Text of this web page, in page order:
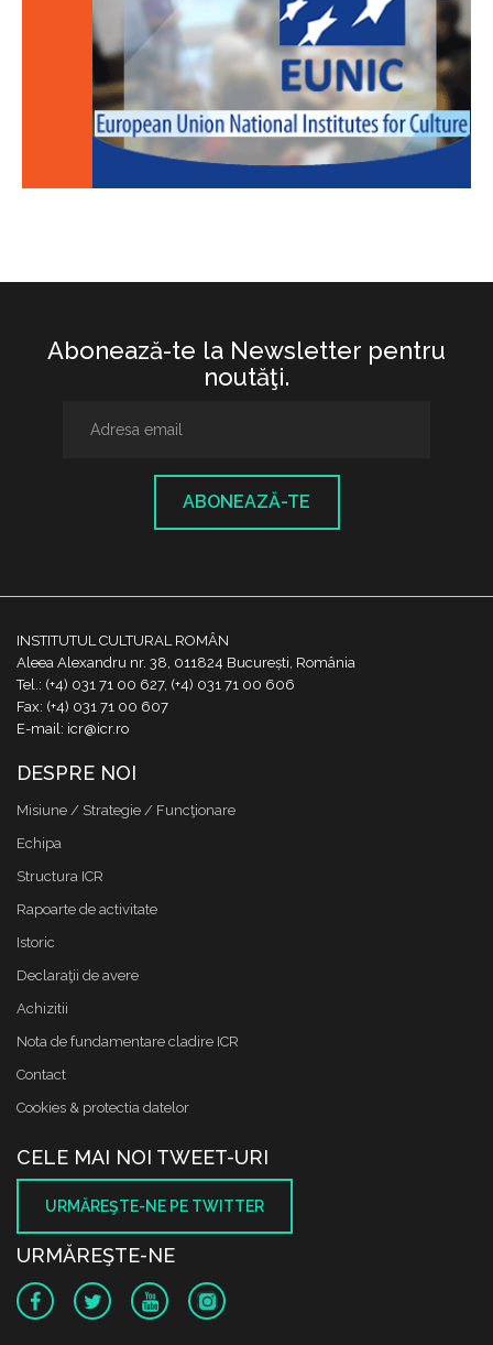
Abonează-te la Newsletter pentru
noutăţi.
ABONEAZĂ-TE
INSTITUTUL CULTURAL ROMÂN
Aleea Alexandru nr. 38, 011824 București, România
Tel.: (+4) 031 71 00 627, (+4) 031 71 00 606
Fax: (+4) 031 71 00 607
E-mail: icr@icr.ro
DESPRE NOI
Misiune / Strategie / Funcţionare
Echipa
Structura ICR
Rapoarte de activitate
Istoric
Declaraţii de avere
Achizitii
Nota de fundamentare cladire ICR
Contact
Cookies & protectia datelor
CELE MAI NOI TWEET-URI
URMĂREŞTE-NE PE TWITTER
URMĂREŞTE-NE